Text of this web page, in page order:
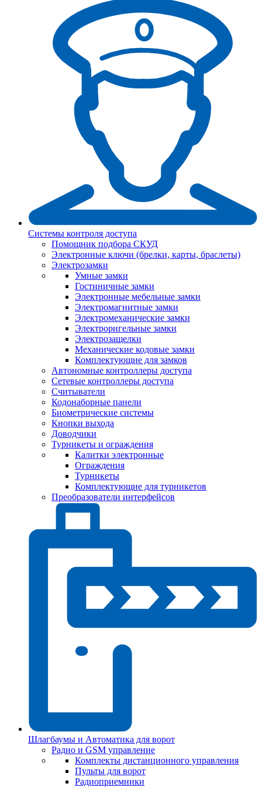
Системы контроля доступа
Помощник подбора СКУД
Электронные ключи (брелки, карты, браслеты)
Электрозамки
Умные замки
Гостиничные замки
Электронные мебельные замки
Электромагнитные замки
Электромеханические замки
Электроригельные замки
Электрозащелки
Механические кодовые замки
Комплектующие для замков
Автономные контроллеры доступа
Сетевые контроллеры доступа
Считыватели
Кодонаборные панели
Биометрические системы
Кнопки выхода
Доводчики
Турникеты и ограждения
Калитки электронные
Ограждения
Турникеты
Комплектующие для турникетов
Преобразователи интерфейсов
Шлагбаумы и Автоматика для ворот
Радио и GSM управление
Комплекты дистанционного управления
Пульты для ворот
Радиоприемники